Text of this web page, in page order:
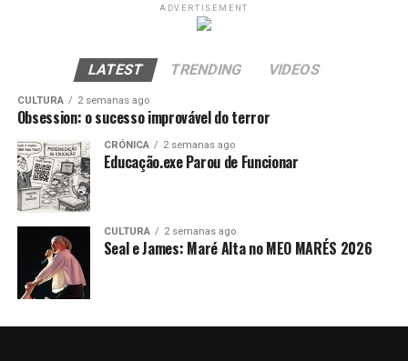
ADVERTISEMENT
LATEST TRENDING VIDEOS
CULTURA 2 semanas ago
Obsession: o sucesso improvável do terror
CRÓNICA 2 semanas ago
Educação.exe Parou de Funcionar
CULTURA 2 semanas ago
Seal e James: Maré Alta no MEO MARÉS 2026